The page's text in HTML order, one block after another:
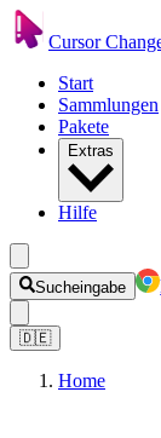
Cursor
Start
Sammlungen
Pakete
Extras
Hilfe
Sucheingabe
🇩🇪
Home